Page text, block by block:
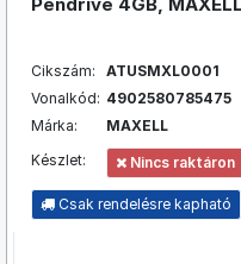
Cikszám:
ATUSMXL0001
Vonalkód: 4902580785475
Márka:
MAXELL
Készlet:
Nincs raktáron
Csak rendelésre kapható